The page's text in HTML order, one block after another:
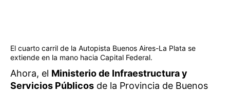
El cuarto carril de la Autopista Buenos Aires-La Plata se
extiende en la mano hacia Capital Federal.
Ahora, el Ministerio de Infraestructura y
Servicios Públicos de la Provincia de Buenos